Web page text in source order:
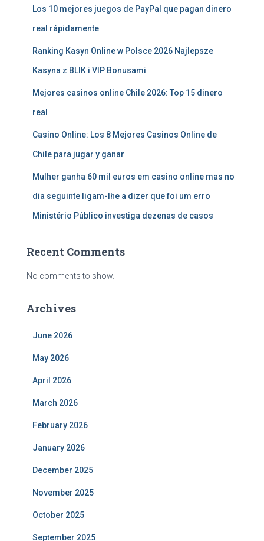
Los 10 mejores juegos de PayPal que pagan dinero
real rápidamente
Ranking Kasyn Online w Polsce 2026 Najlepsze
Kasyna z BLIK i VIP Bonusami
Mejores casinos online Chile 2026: Top 15 dinero
real
Casino Online: Los 8 Mejores Casinos Online de
Chile para jugar y ganar
Mulher ganha 60 mil euros em casino online mas no
dia seguinte ligam-lhe a dizer que foi um erro
Ministério Público investiga dezenas de casos
Recent Comments
No comments to show.
Archives
June 2026
May 2026
April 2026
March 2026
February 2026
January 2026
December 2025
November 2025
October 2025
September 2025